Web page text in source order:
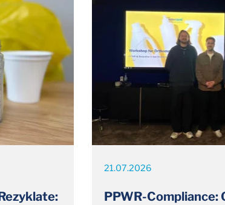
21.07.2026
PPWR-Compliance: